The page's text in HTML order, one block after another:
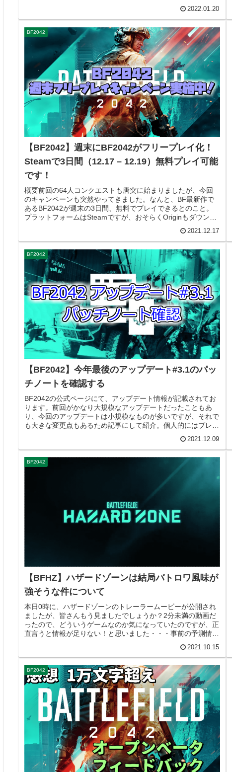
2022.01.20
BF2042
【BF2042】週末にBF2042がフリープレイ化！
Steamで3日間（12.17 – 12.19）無料プレイ可能
です！
概要前回の64人コンクエストも唐突に始まりましたが、今回
のキャンペーンも突然やってきました。なんと、BF最新作で
あるBF2042が週末の3日間、無料でプレイできるとのこと。
プラットフォームはSteamですが、おそらくOriginもダウンロ
2021.12.17
BF2042
【BF2042】今年最後のアップデート#3.1のパッ
チノートを確認する
BF2042の公式ページにて、アップデート情報が記載されてお
ります。前回がかなり大規模なアップデートだったこともあ
り、今回のアップデートは小規模なものが多いですが、それで
も大きな変更点もあるため記事にして紹介。個人的にはブレイ
2021.12.09
BF2042
【BFHZ】ハザードゾーンは結局バトロワ風味が
強そうな件について
本日0時に、ハザードゾーンのトレーラームービーが公開され
ましたが、皆さんもう見ましたでしょうか？2分未満の動画だ
ったので、どういうゲームなのか気になっていたのですが、正
直言うと情報が足りない！と思いました・・・事前の予測情報
2021.10.15
BF2042